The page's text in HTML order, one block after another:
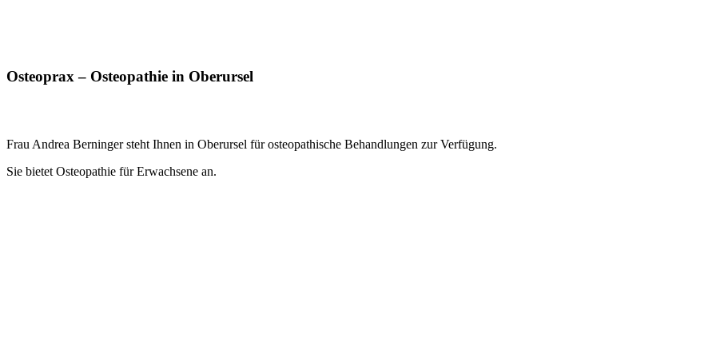
Osteoprax – Osteopathie in Oberursel
Frau Andrea Berninger steht Ihnen in Oberursel für osteopathische Behandlungen zur Verfügung.
Sie bietet Osteopathie für Erwachsene an.